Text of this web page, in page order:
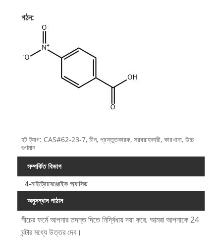
গঠন:
হট ট্যাগ: CAS#62-23-7, চীন, প্রস্তুতকারক, সরবরাহকারী, কারখানা, উচ্চ
গুণমান
সম্পর্কিত বিভাগ
4-নাইট্রোবেঞ্জোইক অ্যাসিড
অনুসন্ধান পাঠান
নীচের ফর্মে আপনার তদন্ত দিতে নির্দ্বিধায় দয়া করে. আমরা আপনাকে 24
ঘন্টার মধ্যে উত্তর দেব।